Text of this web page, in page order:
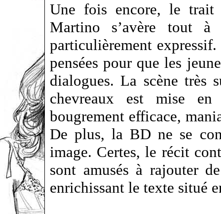
Une fois encore, le
Martino s’avère tout
particulièrement
pensées pour que les
dialogues. La scène très
chevreaux est mise
bougrement efficace,
De plus, la BD ne se
image. Certes, le récit
sont amusés à rajouter
enrichissant le texte situé